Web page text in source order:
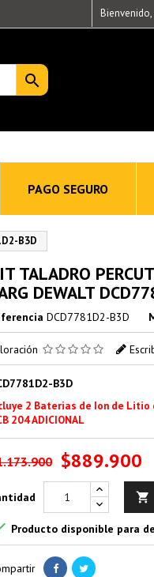
Bienvenido,

PAGO SEGURO
B3D
TALADRO
DEWALT
DCD7781D2-B3D
B3D
2 Baterias de Ion de Litio
204 ADICIONAL
$889.900

Producto disponible para